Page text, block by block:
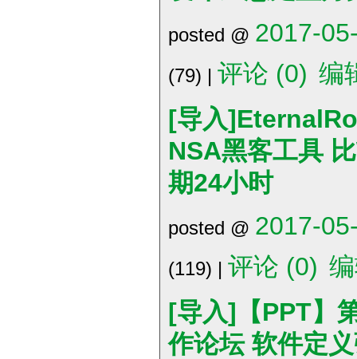
posted @ 2017-
(79) | 评论 (0) 编
[导入
NSA黑客工具
期24小时
posted @ 2017-
(119) | 评论 (0)
[导入]【PPT】
作论坛 软件定